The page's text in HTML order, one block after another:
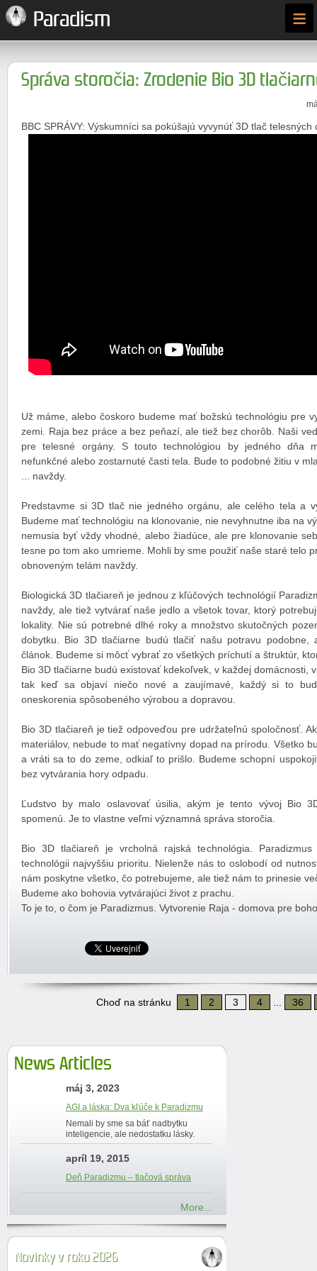
Paradism ≡
Správa storočia: Zrodenie Bio 3D
BBC SPRÁVY: Výskumníci sa pokúšajú vyvynúť 3D tlač telesných
Už máme, alebo čoskoro budeme mať božskú technológiu pre
zemi. Raja bez práce a bez peňazí, ale tiež bez chorôb. Naši
pre telesné orgány. S touto technológiou by jedného dňa
nefunkčné alebo zostarnuté časti tela. Bude to podobné žitiu v
... navždy.
Predstavme si 3D tlač nie jedného orgánu, ale celého tela a
Budeme mať technológiu na klonovanie, nie nevyhnutne iba na
nemusia byť vždy vhodné, alebo žiadúce, ale pre klonovanie
tesne po tom ako umrieme. Mohli by sme použiť naše staré telo
obnoveným telám navždy.
Biologická 3D tlačiareň je jednou z kľúčových technológií
navždy, ale tiež vytvárať naše jedlo a všetok tovar, ktorý
lokality. Nie sú potrebné dlhé roky a množstvo skutočných
dobytku. Bio 3D tlačiarne budú tlačiť našu potravu podobne,
článok. Budeme si môcť vybrať zo všetkých príchutí a štruktúr,
Bio 3D tlačiarne budú existovať kdekoľvek, v každej domácnosti,
tak keď sa objaví niečo nové a zaujímavé, každý si to
oneskorenia spôsobeného výrobou a dopravou.
Bio 3D tlačiareň je tiež odpoveďou pre udržateľnú spoločnosť.
materiálov, nebude to mať negatívny dopad na prírodu. Všetko
a vráti sa to do zeme, odkiaľ to prišlo. Budeme schopní
bez vytvárania hory odpadu.
Ľudstvo by malo oslavovať úsilia, akým je tento vývoj Bio
spomenú. Je to vlastne veľmi významná správa storočia.
Bio 3D tlačiareň je vrcholná rajská technológia.
technológii najvyššiu prioritu. Nielenže nás to oslobodí od
nám poskytne všetko, čo potrebujeme, ale tiež nám to prinesie
Budeme ako bohovia vytvárajúci život z prachu.
To je to, o čom je Paradizmus. Vytvorenie Raja - domova pre
Choď na stránku 1 2 3 4 36
News Articles
máj 3, 2023
AGI a láska: Dva kľúče k Paradizmu
Nemali by sme sa báť nadbytku
inteligencie, ale nedostatku lásky.
apríl 19, 2015
Deň Paradizmu – tlačová správa
More...
Novinky v roku 2026